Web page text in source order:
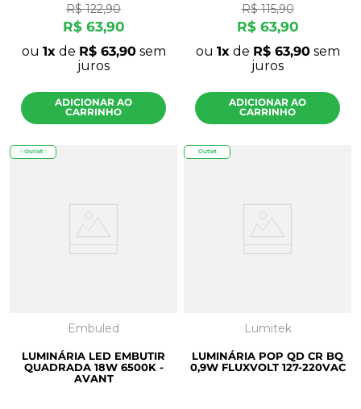
R$ 122,90
R$ 63,90
ou 1 de R$ 63,90sem
juros
ADICIONAR AO
CARRINHO
R$ 115,90
R$ 63,90
ou 1 de R$ 63,90sem
juros
ADICIONAR AO
CARRINHO
Outlet
Frete 48h
Embuled
LUMINÁRIA LED EMBUTIR
QUADRADA 18W 6500K -
AVANT
Outlet
Lumitek
LUMINÁRIA POP QD CR BQ
0,9W FLUXVOLT 127-220VAC